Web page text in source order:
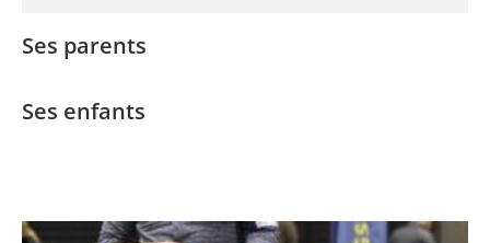
Ses parents
Ses enfants